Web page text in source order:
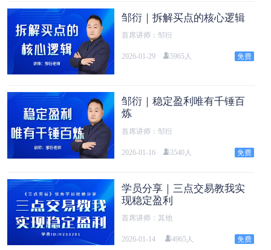
邹衍｜拆解买点的核心逻辑
首席讲师：邹衍
2026-01-29 5965人
邹衍｜稳定盈利唯有千锤百
炼
首席讲师：邹衍
2026-01-16 3540人
学员分享｜三点交易教我实
现稳定盈利
首席讲师：其他
2026-01-14 4965人